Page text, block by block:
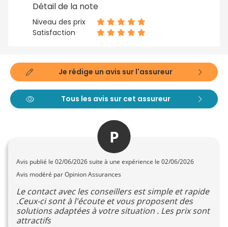
Détail de la note
Niveau des prix
Satisfaction
Je rédige un avis sur l'assureur
Tous les avis sur cet assureur
P
Avis publié le 02/06/2026suite à une expérience le 02/06/2026
Avis modéré par Opinion Assurances
Le contact avec les conseillers est simple et rapide
.Ceux-ci sont à l'écoute et vous proposent des
solutions adaptées à votre situation . Les prix sont
attractifs